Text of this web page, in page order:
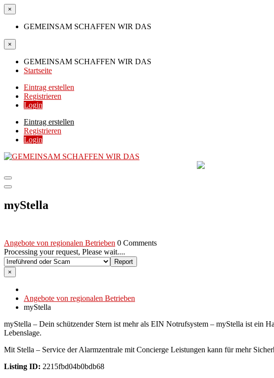
×
GEMEINSAM SCHAFFEN WIR DAS
×
GEMEINSAM SCHAFFEN WIR DAS
Startseite
Eintrag erstellen
Registrieren
Login
Eintrag erstellen
Registrieren
Login
myStella
Angebote von regionalen Betrieben 0 Comments
Processing your request, Please wait....
×
Angebote von regionalen Betrieben
myStella
myStella – Dein schützender Stern ist mehr als EIN Notrufsystem – myStella ist ein
Lebenslage.
Mit Stella – Service der Alarmzentrale mit Concierge Leistungen kann für mehr
Listing ID: 2215fbd04b0bdb68